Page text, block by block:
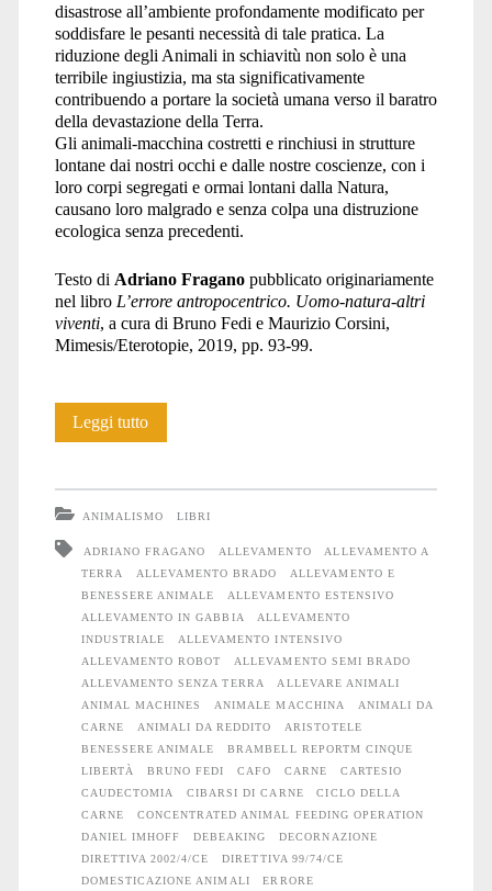
disastrose all’ambiente profondamente modificato per
soddisfare le pesanti necessità di tale pratica. La
riduzione degli Animali in schiavitù non solo è una
terribile ingiustizia, ma sta significativamente
contribuendo a portare la società umana verso il baratro
della devastazione della Terra.
Gli animali-macchina costretti e rinchiusi in strutture
lontane dai nostri occhi e dalle nostre coscienze, con i
loro corpi segregati e ormai lontani dalla Natura,
causano loro malgrado e senza colpa una distruzione
ecologica senza precedenti.
Testo di Adriano Fraganopubblicato originariamente
nel libro L’errore antropocentrico. Uomo-natura-altri
viventi, a cura di Bruno Fedi e Maurizio Corsini,
Mimesis/Eterotopie, 2019, pp. 93-99.
Leggi tuttoL’allevamento:
strage
invisibile
ANIMALISMO LIBRI
ADRIANO FRAGANO ALLEVAMENTO
ALLEVAMENTO A
TERRA
ALLEVAMENTO BRADO
ALLEVAMENTO E
BENESSERE ANIMALE
ALLEVAMENTO ESTENSIVO
ALLEVAMENTO IN GABBIA
ALLEVAMENTO
INDUSTRIALE
ALLEVAMENTO INTENSIVO
ALLEVAMENTO ROBOT
ALLEVAMENTO SEMI BRADO
ALLEVAMENTO SENZA TERRA
ALLEVARE ANIMALI
ANIMAL MACHINES
ANIMALE MACCHINA
ANIMALI DA
CARNE
ANIMALI DA REDDITO
ARISTOTELE
BENESSERE ANIMALE
BRAMBELL REPORTM CINQUE
LIBERTÀ
BRUNO FEDI CAFO CARNE
CARTESIO
CAUDECTOMIA
CIBARSI DI CARNE
CICLO DELLA
CARNE
CONCENTRATED ANIMAL FEEDING OPERATION
DANIEL IMHOFF
DEBEAKING
DECORNAZIONE
DIRETTIVA 2002/4/CE
DIRETTIVA 99/74/CE
DOMESTICAZIONE ANIMALI
ERRORE